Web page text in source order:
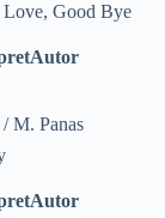
Good Bye
Autor
M. Panas
Autor